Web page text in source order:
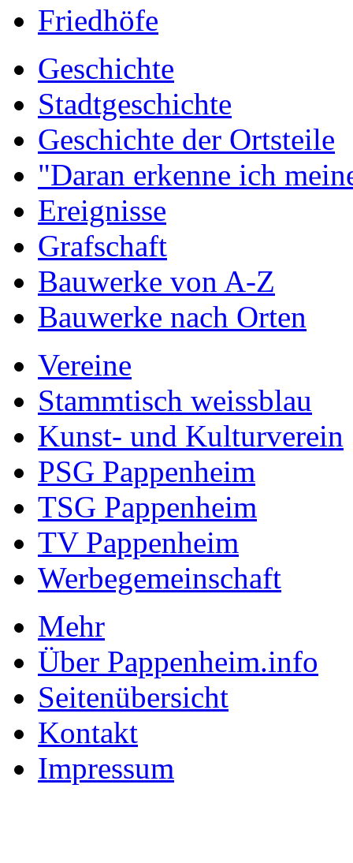
Friedhöfe
Geschichte
Stadtgeschichte
Geschichte der Ortsteile
"Daran erkenne ich
Ereignisse
Grafschaft
Bauwerke von A-Z
Bauwerke nach Orten
Vereine
Stammtisch weissblau
Kunst- und Kulturverein
PSG Pappenheim
TSG Pappenheim
TV Pappenheim
Werbegemeinschaft
Mehr
Über Pappenheim.info
Seitenübersicht
Kontakt
Impressum